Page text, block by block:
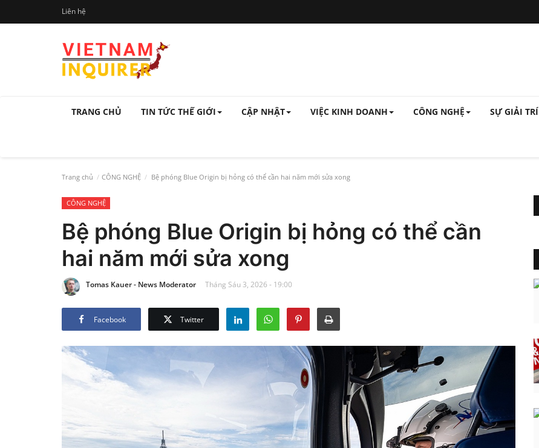
Liên hệ
TRANG CHỦ TIN TỨC THẾ GIỚI CẬP NHẬT VIỆC KINH DOANH CÔNG NGHỆ SỰ GIẢI TRÍ
Trang chủ CÔNG NGHỆ Bệ phóng Blue Origin bị hỏng có thể cần hai năm mới sửa xong
CÔNG NGHỆ
Bệ phóng Blue Origin bị hỏng có thể cần
hai năm mới sửa xong
Tomas Kauer - News Moderator Tháng Sáu 3, 2026 - 19:00
Facebook Twitter